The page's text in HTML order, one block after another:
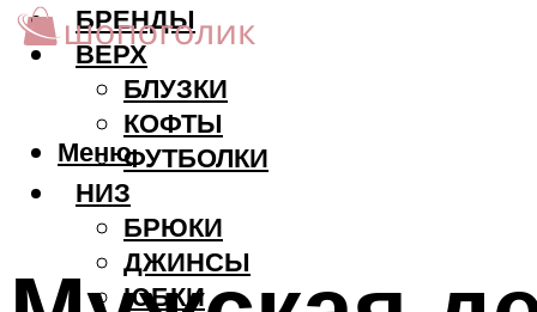
БРЕНДЫ
ВЕРХ
БЛУЗКИ
КОФТЫ
ФУТБОЛКИ
НИЗ
БРЮКИ
ДЖИНСЫ
ЮБКИ
Меню